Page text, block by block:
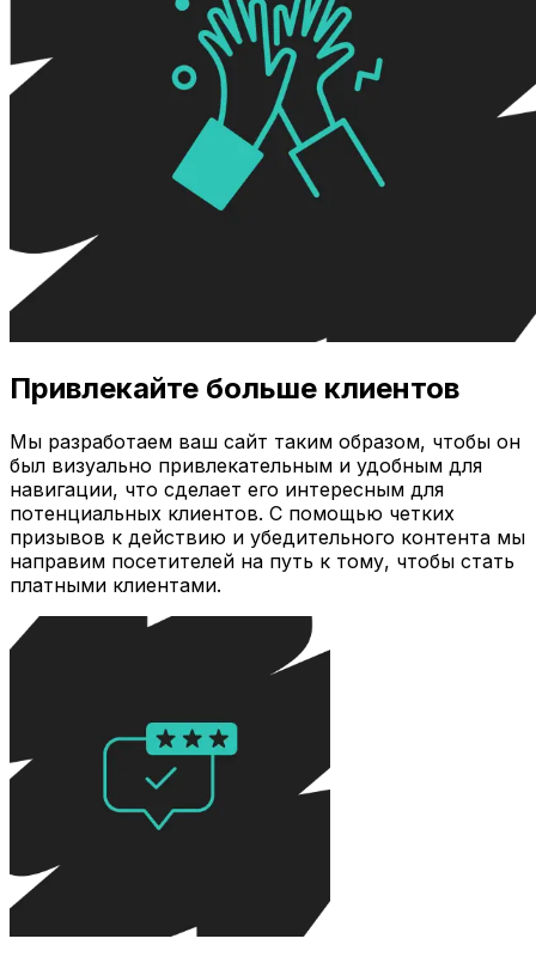
Привлекайте больше клиентов
Мы разработаем ваш сайт таким образом, чтобы он
был визуально привлекательным и удобным для
навигации, что сделает его интересным для
потенциальных клиентов. С помощью четких
призывов к действию и убедительного контента мы
направим посетителей на путь к тому, чтобы стать
платными клиентами.